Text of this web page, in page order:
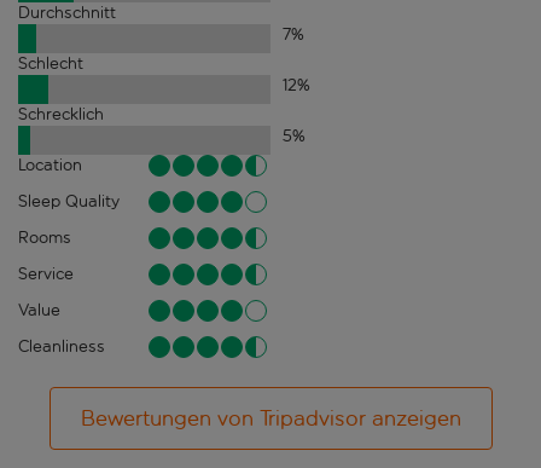
Durchschnitt
7%
Schlecht
12%
Schrecklich
5%
Location
Sleep Quality
Rooms
Service
Value
Cleanliness
Bewertungen von Tripadvisor anzeigen